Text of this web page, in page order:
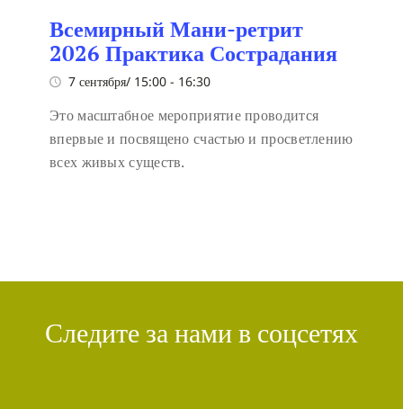
Всемирный Мани-ретрит
2026 Практика Сострадания
7 сентября/ 15:00 - 16:30
Это масштабное мероприятие проводится
впервые и посвящено счастью и просветлению
всех живых существ.
Следите за нами в соцсетях